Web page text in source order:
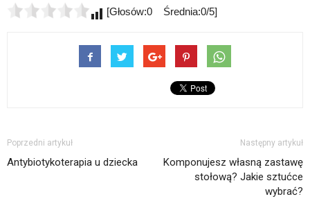
[Głosów:0 Średnia:0/5]
Poprzedni artykuł
Antybiotykoterapia u dziecka
Następny artykuł
Komponujesz własną zastawę
stołową? Jakie sztućce
wybrać?